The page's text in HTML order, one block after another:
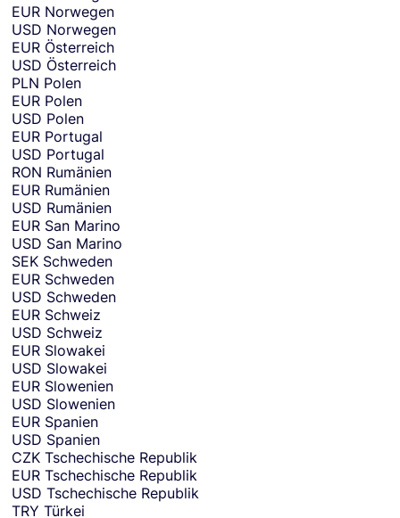
EUR Norwegen
USD Norwegen
EUR Österreich
USD Österreich
PLN Polen
EUR Polen
USD Polen
EUR Portugal
USD Portugal
RON Rumänien
EUR Rumänien
USD Rumänien
EUR San Marino
USD San Marino
SEK Schweden
EUR Schweden
USD Schweden
EUR Schweiz
USD Schweiz
EUR Slowakei
USD Slowakei
EUR Slowenien
USD Slowenien
EUR Spanien
USD Spanien
CZK Tschechische Republik
EUR Tschechische Republik
USD Tschechische Republik
TRY Türkei